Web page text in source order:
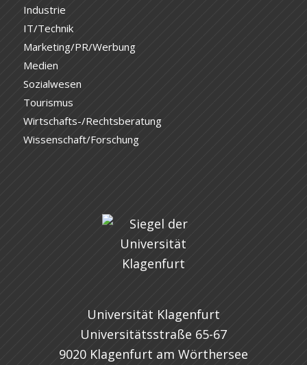
Industrie
IT/Technik
Marketing/PR/Werbung
Medien
Sozialwesen
Tourismus
Wirtschafts-/Rechtsberatung
Wissenschaft/Forschung
Universität Klagenfurt
Universitätsstraße 65-67
9020 Klagenfurt am Wörthersee